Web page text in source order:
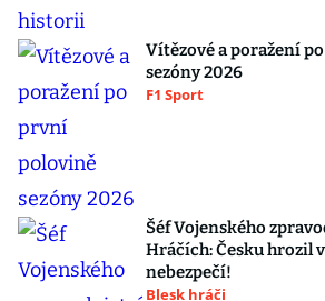
Vítězové a poražení
sezóny 2026
F1 Sport
Šéf Vojenského
Hráčích: Česku hrozil
nebezpečí!
Blesk hráči